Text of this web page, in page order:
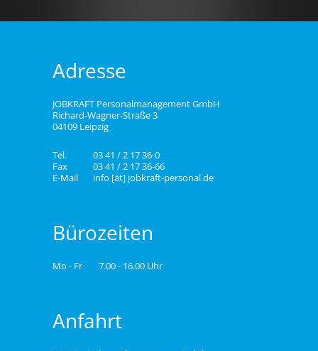
Adresse
JOBKRAFT Personalmanagement GmbH
Richard-Wagner-Straße 3
04109 Leipzig
Tel.
03 41 / 2 17 36-0
Fax
03 41 / 2 17 36-66
E-Mail
info [ät] jobkraft-personal.de
Bürozeiten
Mo - Fr 7.00 - 16.00 Uhr
Anfahrt